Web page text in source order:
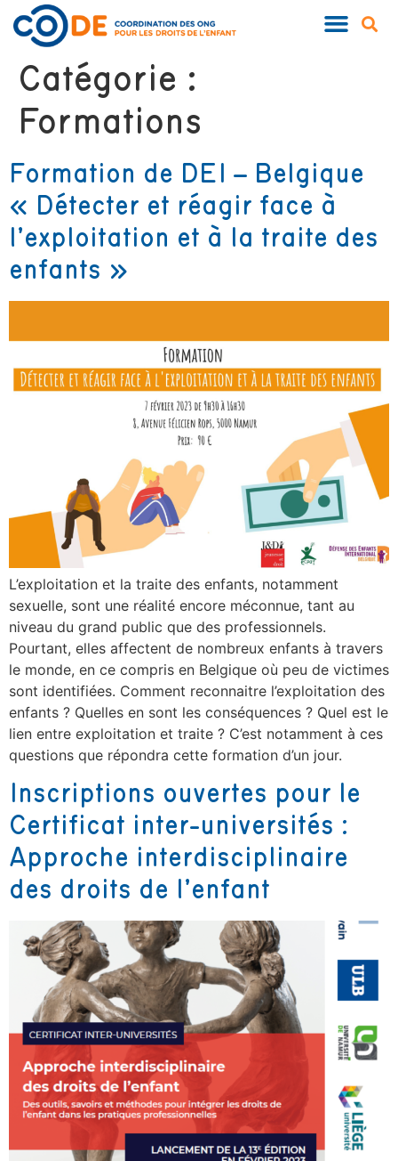
Catégorie :
Formations
Formation de DEI – Belgique
« Détecter et réagir face à
l’exploitation et à la traite des
enfants »
L’exploitation et la traite des enfants, notamment
sexuelle, sont une réalité encore méconnue, tant au
niveau du grand public que des professionnels.
Pourtant, elles affectent de nombreux enfants à travers
le monde, en ce compris en Belgique où peu de victimes
sont identifiées. Comment reconnaitre l’exploitation des
enfants ? Quelles en sont les conséquences ? Quel est le
lien entre exploitation et traite ? C’est notamment à ces
questions que répondra cette formation d’un jour.
Inscriptions ouvertes pour le
Certificat inter-universités :
Approche interdisciplinaire
des droits de l’enfant